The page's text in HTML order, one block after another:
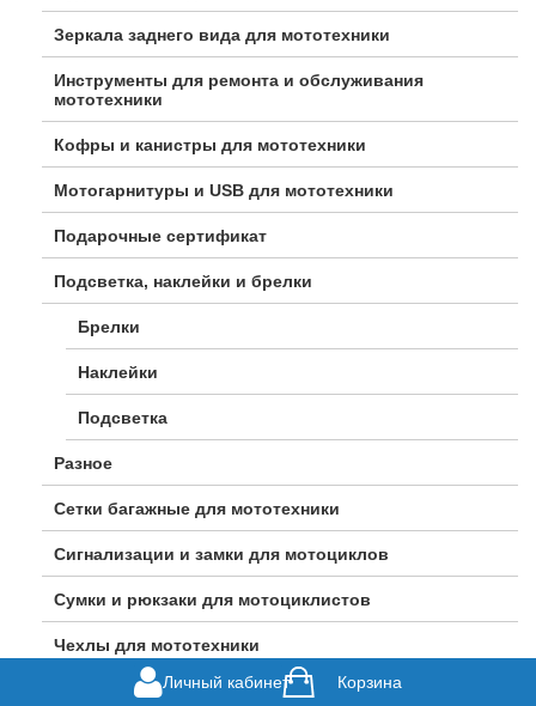
Зеркала заднего вида для мототехники
Инструменты для ремонта и обслуживания
мототехники
Кофры и канистры для мототехники
Мотогарнитуры и USB для мототехники
Подарочные сертификат
Подсветка, наклейки и брелки
Брелки
Наклейки
Подсветка
Разное
Сетки багажные для мототехники
Сигнализации и замки для мотоциклов
Сумки и рюкзаки для мотоциклистов
Чехлы для мототехники
Велосипеды Личный кабинет Корзина